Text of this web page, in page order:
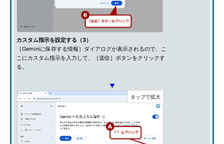
カスタム指示を設定する（3）
［Geminiに保存する情報］ダイアログが表示されるので、こ
こにカスタム指示を入力して、［送信］ボタンをクリックす
る。
▼